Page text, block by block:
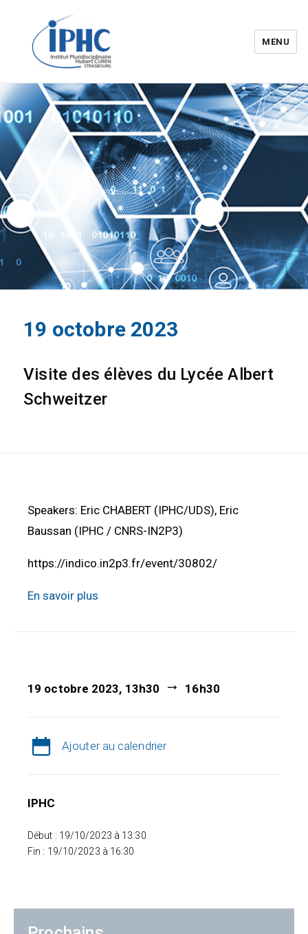
Institut pluridisciplinaire Hubert
Curien – IPHC
MENU
19 octobre 2023
Visite des élèves du Lycée Albert
Schweitzer
Speakers: Eric CHABERT (IPHC/UDS), Eric
Baussan (IPHC / CNRS-IN2P3)
https://indico.in2p3.fr/event/30802/
En savoir plus
19 octobre 2023, 13h30 16h30
Ajouter au calendrier
IPHC
Début : 19/10/2023 à 13:30
Fin : 19/10/2023 à 16:30